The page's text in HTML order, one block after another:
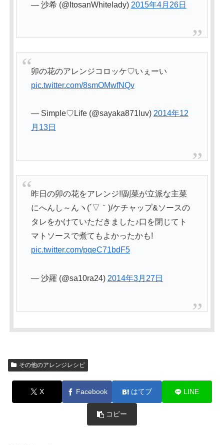
— 沙希 (@ItosanWhitelady) 2015年4月26日
卯の花のアレンジコロッケ♡いぇーい
pic.twitter.com/8smOMwfNQv
— Simple♡Life (@sayaka871luv) 2014年12
月13日
昨日の卯の花をアレンジ!!副菜が立派な主菜
にへんし～んヽ(´▽｀)/ケチャップ&ソースの
タレをかけていただきました♪口を閉じてト
マトソースで煮てもよかったかも!
pic.twitter.com/pqeC71bdF5
— 沙羅 (@sa10ra24) 2014年3月27日
その他のアレンジレシピ
X Facebook はてブ LINE
コピー